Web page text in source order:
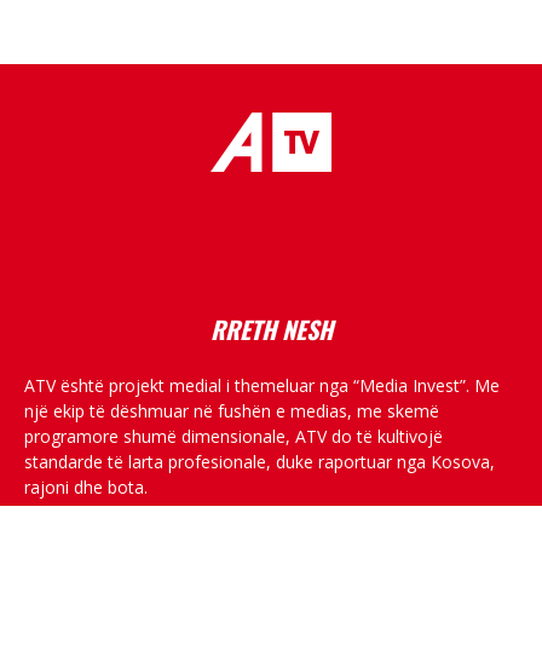
RRETH NESH
ATV është projekt medial i themeluar nga “Media Invest”. Me
një ekip të dëshmuar në fushën e medias, me skemë
programore shumë dimensionale, ATV do të kultivojë
standarde të larta profesionale, duke raportuar nga Kosova,
rajoni dhe bota.